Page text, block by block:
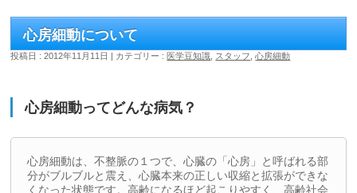
心房細動について
投稿日 : 2012年11月11日 | カテゴリー : 医学豆知識 スタッフ ,心房細動
心房細動ってどんな病気？
心房細動は、不整脈の１つで、心臓の「心房」と呼ばれる部
分がブルブルと震え、心臓本来の正しい収縮と拡張ができな
くなった状態です。高齢になるほど起こりやすく、高齢社会